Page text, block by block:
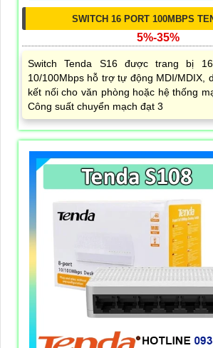
SWITCH 16 PORT 100MBPS
5%-35%
Switch Tenda S16 được trang bị
10/100Mbps hỗ trợ tự động MDI/MDIX,
kết nối cho văn phòng hoặc hệ thống
Công suất chuyển mạch đạt 3